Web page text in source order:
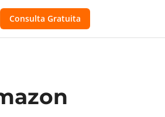
Consulta Gratuita